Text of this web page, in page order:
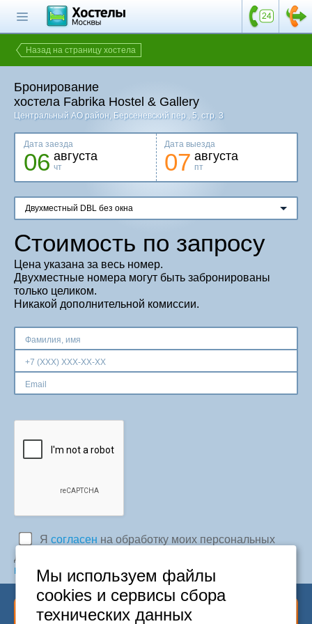
Назад на страницу хостела
Бронирование
хостела Fabrika Hostel & Gallery
Центральный АО район, Берсеневский пер., 5, стр. 3
Дата заезда
06 августа
чт
Дата выезда
07 августа
пт
Двухместный DBL без окна
Стоимость по запросу
Цена указана за весь номер.
Двухместные номера могут быть забронированы
только целиком.
Никакой дополнительной комиссии.
Я согласен на обработку моих персональных
данных в соответствии с
конфиденциальности
Отправить заявку
Мы используем файлы
cookies и сервисы сбора
технических данных
Главная страница
Поиск хостела
Отзывы о
хостелах
Каталог хостелов
Как оплатить
Контакты
Наши группы
в социальных сетях
Бесплатный по России
8 (800) 222-58-32
+7 (495) 646-74-40
Петербург
+7 (812) 418-22-18